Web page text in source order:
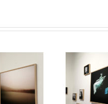
des Égarés /
Voyageurs
décembre
Le
des
/